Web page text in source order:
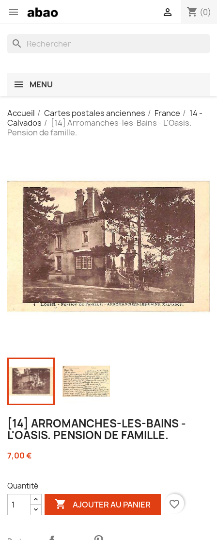
 shopping_cart (0)

search
MENU
Accueil Cartes postales anciennes France
14 -
Calvados
[14] Arromanches-les-Bains - L'Oasis.
Pension de famille.
[14] ARROMANCHES-LES-BAINS -
L'OASIS. PENSION DE FAMILLE.
7,00 €
Quantité
 AJOUTER AU PANIER favorite_border